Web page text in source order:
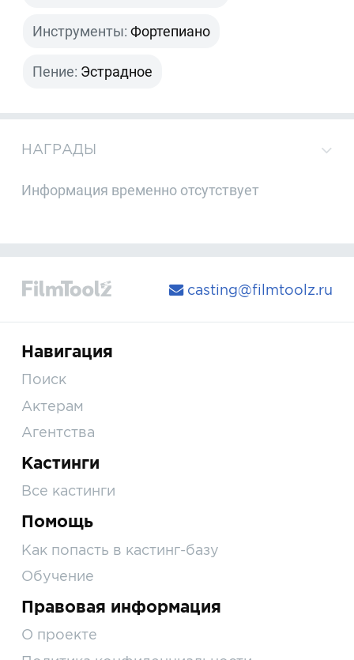
Инструменты: Фортепиано
Пение: Эстрадное
НАГРАДЫ
Информация временно отсутствует
casting@filmtoolz.ru
Навигация
Поиск
Актерам
Агентства
Кастинги
Все кастинги
Помощь
Как попасть в кастинг-базу
Обучение
Правовая информация
О проекте